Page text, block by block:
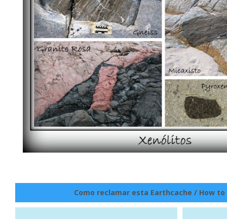
Como reclamar esta Earthcache / How